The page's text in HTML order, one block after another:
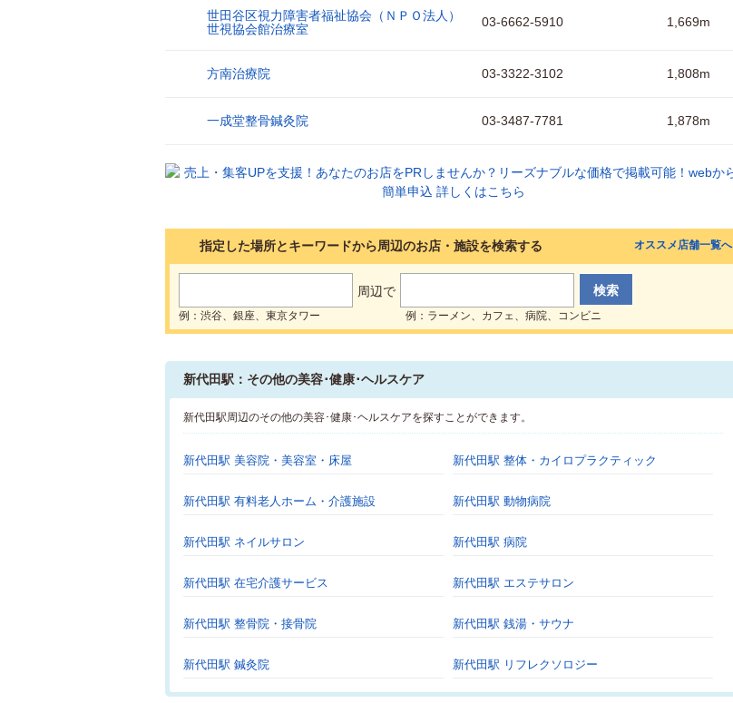
世田谷区視力障害者福祉協会（ＮＰＯ法人）
世視協会館治療室
03-6662-5910 1,669m
方南治療院 03-3322-3102 1,808m
一成堂整骨鍼灸院 03-3487-7781 1,878m
指定した場所とキーワードから周辺のお店・施設を検索する
周辺で
例：渋谷、銀座、東京タワー 例：ラーメン、カフェ、病院、コンビニ
オススメ店舗一覧へ
新代田駅：その他の美容･健康･ヘルスケア
新代田駅周辺のその他の美容･健康･ヘルスケアを探すことができます。
新代田駅 美容院・美容室・床屋 新代田駅 整体・カイロプラクティック
新代田駅 有料老人ホーム・介護施設 新代田駅 動物病院
新代田駅 ネイルサロン 新代田駅 病院
新代田駅 在宅介護サービス 新代田駅 エステサロン
新代田駅 整骨院・接骨院 新代田駅 銭湯・サウナ
新代田駅 鍼灸院 新代田駅 リフレクソロジー